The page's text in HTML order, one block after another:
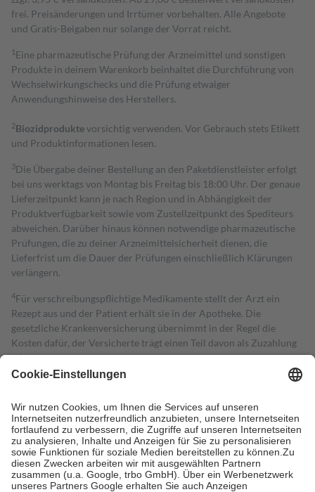
frei. Preisänderungen und Irrtümer vorbehalten. Alle Angebote
und Gratis-Beigaben nur solange der Vorrat reicht.
1 Eine pharmazeutische Prüfung der Arzneimittel und sonstigen
Produkte in deinem Warenkorb beinhaltet die Durchführung von
Wechselwirkungschecks und die Prüfung etwaiger
Anwendungshinweise des Herstellers.
2Biozidproduktevorsichtig verwenden. Vor Gebrauch stets Etikett
und Produktinformationen lesen.
3Die Übergabe deiner Bestellung an den Paketdienstleister erfolgt
bei uns werktags von Montag bis Freitag bis 18:00 Uhr. Der genaue
Lieferzeitpunkt kann je nach Region und in Abhängigkeit der
Produktverfügbarkeit sowie vom Zustellzeitpunkt des Spediteurs
abweichen. Darüber hinaus können notwendige pharmazeutische
Prüfungen, die zu deiner Arzneimittelsicherheit dienen, die
Lieferfrist um die Dauer der Prüfungen einschließlich Klärungen
verlängern.
4Für verschreibungspflichtige Medikamente stellt der Arzt ein
Rezept aus und der Patient erhält sie in der Apotheke. Die
gesetzliche Krankenversicherung übernimmt in der Regel die
Kosten dafür, der Versicherte trägt einen Teil davon als Zuzahlung
mit.
Grundsätzlich leisten Mitglieder Zuzahlungen in Höhe von zehn
höchstens zehn Euro.
Es sind jedoch nie mehr als die tatsächlichen
Kosten der Leistung zu entrichten.
Diese Regeln gelten grundsätzlich auch für Online-Apotheken.
Bei Heilmitteln und häuslicher Krankenpflege beträgt die
Zuzahlung zehn Prozent der Kosten sowie zehn Euro je
Verordnung.